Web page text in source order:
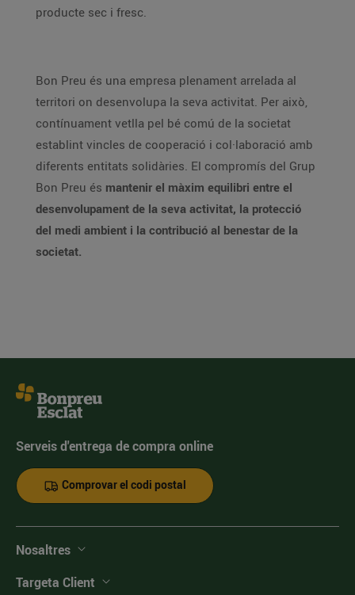
producte sec i fresc.
Bon Preu és una empresa plenament arrelada al
territori on desenvolupa la seva activitat. Per això,
contínuament vetlla pel bé comú de la societat
establint vincles de cooperació i col·laboració amb
diferents entitats solidàries. El compromís del Grup
Bon Preu és mantenir el màxim equilibri entre el
desenvolupament de la seva activitat, la protecció
del medi ambient i la contribució al benestar de la
societat.
Serveis d'entrega de compra online
Comprovar el codi postal
Nosaltres
Targeta Client